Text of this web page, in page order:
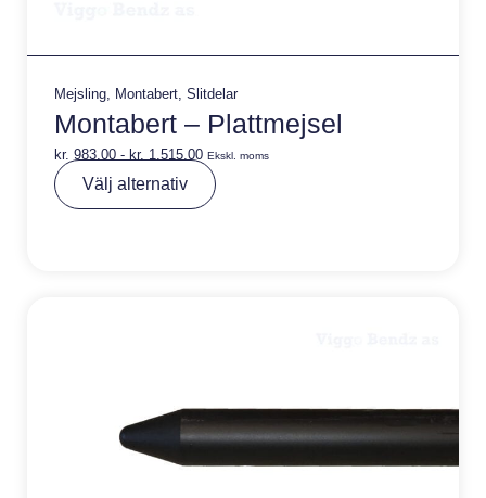
Mejsling Montabert Slitdelar
Montabert – Plattmejsel
kr. 983,00 - kr. 1.515,00 Ekskl. moms
Välj alternativ